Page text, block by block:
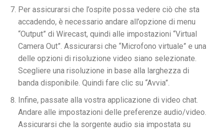
Per assicurarsi che l’ospite possa vedere ciò che sta
accadendo, è necessario andare all’opzione di menu
“Output” di Wirecast, quindi alle impostazioni “Virtual
Camera Out”. Assicurarsi che “Microfono virtuale” e una
delle opzioni di risoluzione video siano selezionate.
Scegliere una risoluzione in base alla larghezza di
banda disponibile. Quindi fare clic su “Avvia”.
Infine, passate alla vostra applicazione di video chat.
Andare alle impostazioni delle preferenze audio/video.
Assicurarsi che la sorgente audio sia impostata su